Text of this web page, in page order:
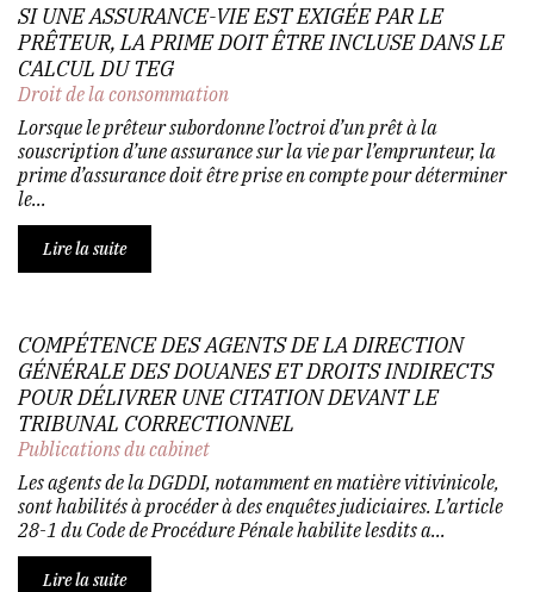
SI UNE ASSURANCE-VIE EST EXIGÉE PAR LE
PRÊTEUR, LA PRIME DOIT ÊTRE INCLUSE DANS LE
CALCUL DU TEG
Droit de la consommation
Lorsque le prêteur subordonne l’octroi d’un prêt à la
souscription d’une assurance sur la vie par l’emprunteur, la
prime d’assurance doit être prise en compte pour déterminer
le...
Lire la suite
COMPÉTENCE DES AGENTS DE LA DIRECTION
GÉNÉRALE DES DOUANES ET DROITS INDIRECTS
POUR DÉLIVRER UNE CITATION DEVANT LE
TRIBUNAL CORRECTIONNEL
Publications du cabinet
Les agents de la DGDDI, notamment en matière vitivinicole,
sont habilités à procéder à des enquêtes judiciaires. L’article
28-1 du Code de Procédure Pénale habilite lesdits a...
Lire la suite